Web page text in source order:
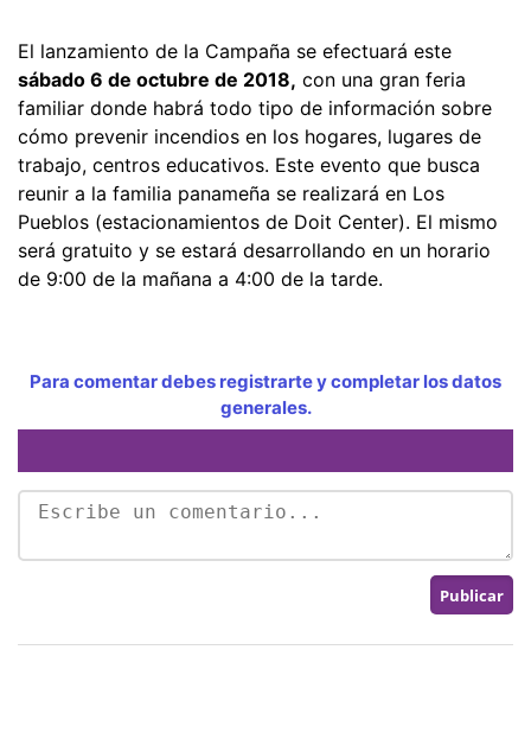
El lanzamiento de la Campaña se efectuará este
sábado 6 de octubre de 2018, con una gran feria
familiar donde habrá todo tipo de información sobre
cómo prevenir incendios en los hogares, lugares de
trabajo, centros educativos. Este evento que busca
reunir a la familia panameña se realizará en Los
Pueblos (estacionamientos de Doit Center). El mismo
será gratuito y se estará desarrollando en un horario
de 9:00 de la mañana a 4:00 de la tarde.
Para comentar debes registrarte y completar los datos
generales.